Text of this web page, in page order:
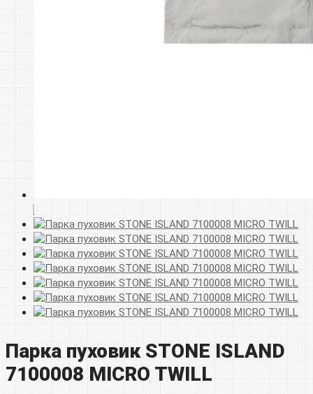
Парка пуховик STONE ISLAND
7100008 MICRO TWILL